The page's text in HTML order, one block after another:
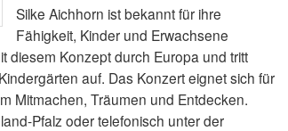
Silke Aichhorn ist bekannt für ihre
Fähigkeit, Kinder und Erwachsene
diesem Konzept durch Europa und tritt
auf. Das Konzert eignet sich für
Mitmachen, Träumen und Entdecken.
Pfalz oder telefonisch unter der